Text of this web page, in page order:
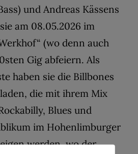
und Andreas Kässens
am 08.05.2026 im
(wo denn auch
Gig abfeiern. Als
haben sie die Billbones
die mit ihrem Mix
Blues und
im Hohenlimburger
werden, wo der